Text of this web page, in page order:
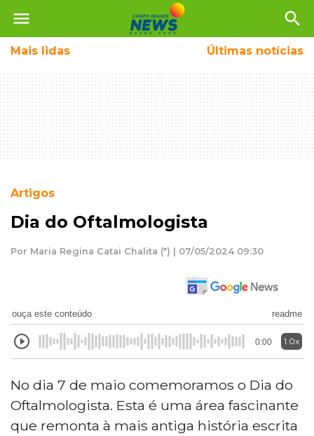
menu search
Mais lidas Últimas notícias
Artigos
Dia do Oftalmologista
Por Maria Regina Catai Chalita (*) | 07/05/2024 09:30
ouça este conteúdo readme
0:00 1.0x
No dia 7 de maio comemoramos o Dia do
Oftalmologista. Esta é uma área fascinante
que remonta à mais antiga história escrita